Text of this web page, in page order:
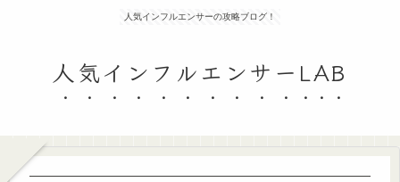
人気インフルエンサーの攻略ブログ！
人気インフルエンサーLAB